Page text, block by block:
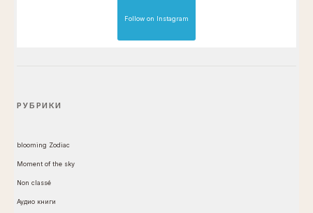
Follow on Instagram
РУБРИКИ
blooming Zodiac
Moment of the sky
Non classé
Аудио книги